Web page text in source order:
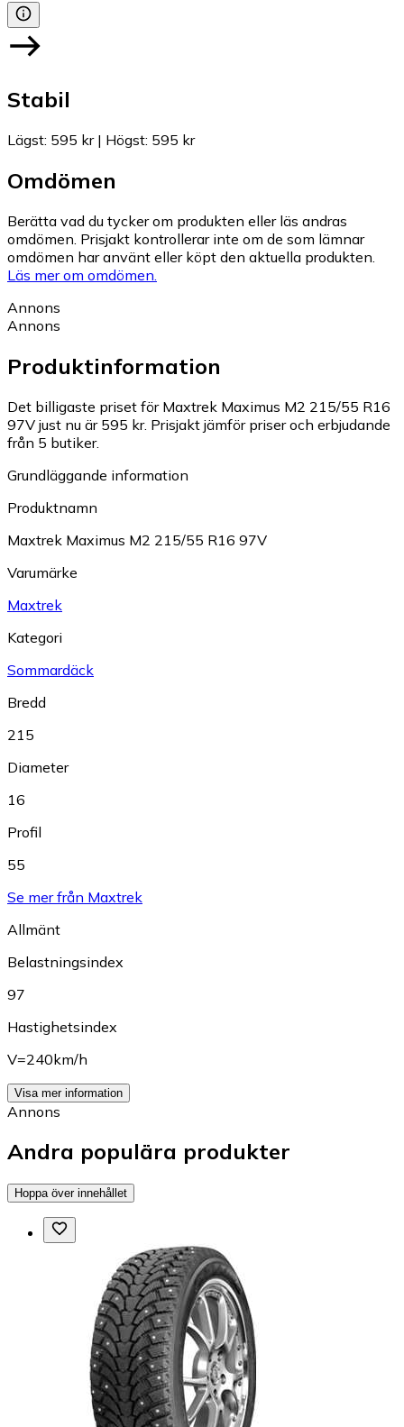
Stabil
Lägst: 595 kr| Högst: 595 kr
Omdömen
Berätta vad du tycker om produkten eller läs andras
omdömen. Prisjakt kontrollerar inte om de som lämnar
omdömen har använt eller köpt den aktuella produkten.
Läs mer om omdömen.
Annons
Annons
Produktinformation
Det billigaste priset för Maxtrek Maximus M2 215/55 R16
97V just nu är 595 kr. Prisjakt jämför priser och erbjudande
från 5 butiker.
Grundläggande information
Produktnamn
Maxtrek Maximus M2 215/55 R16 97V
Varumärke
Maxtrek
Kategori
Sommardäck
Bredd
215
Diameter
16
Profil
55
Se mer från Maxtrek
Allmänt
Belastningsindex
97
Hastighetsindex
V=240km/h
Visa mer information
Annons
Andra populära produkter
Hoppa över innehållet